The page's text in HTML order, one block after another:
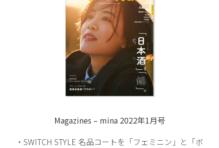
Magazines – mina 2022年1月号
・SWITCH STYLE 名品コートを「フェミニン」と「ボ